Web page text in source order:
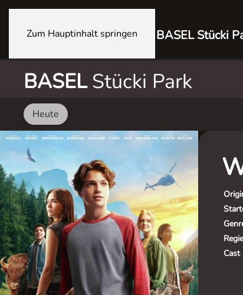
Zum Hauptinhalt springen BASEL Stücki
BASELStücki Park
Heute
Regie
Cast